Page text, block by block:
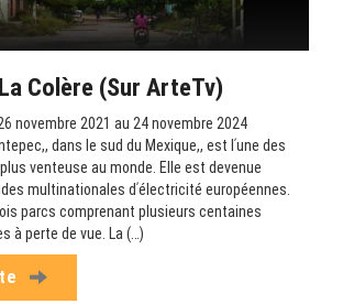
Colère (sur ArteTv)
novembre 2021 au 24 novembre 2024
dans le sud du Mexique,, est lʹune des
venteuse au monde. Elle est devenue
multinationales dʹélectricité européennes.
parcs comprenant plusieurs centaines
à perte de vue. La (…)